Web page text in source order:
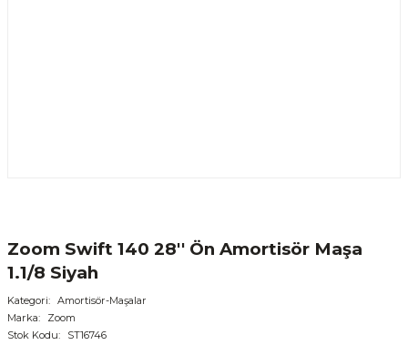
Zoom Swift 140 28'' Ön Amortisör Maşa
1.1/8 Siyah
Kategori
Amortisör-Maşalar
Marka
Zoom
Stok Kodu
ST16746